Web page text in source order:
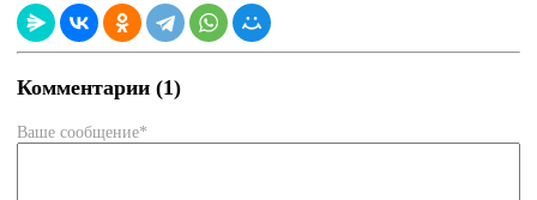
Комментарии (1)
Ваше сообщение*